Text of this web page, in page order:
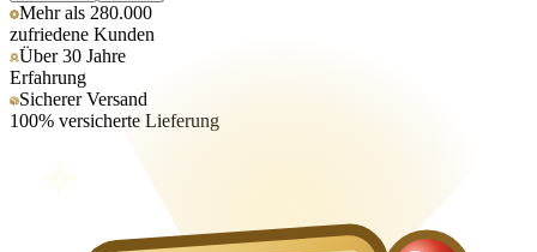
Mehr als 280.000
zufriedene Kunden
Über 30 Jahre
Erfahrung
Sicherer Versand
100% versicherte Lieferung